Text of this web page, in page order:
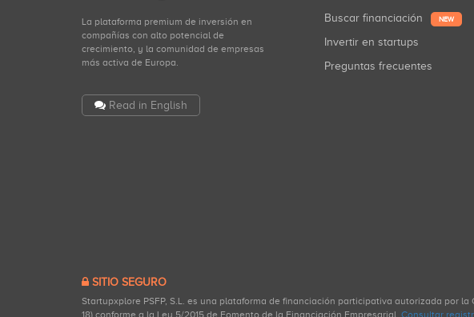
La plataforma premium de inversión en
compañías con alto potencial de
crecimiento, y la comunidad de empresas
más activa de Europa.
Read in English
Buscar financiación NEW
Invertir en startups
Preguntas frecuentes
SITIO SEGURO
Startupxplore PSFP, S.L. es una plataforma de financiación participativa autorizada por la
18) conforme a la Ley 5/2015 de Fomento de la Financiación Empresarial. Consultar